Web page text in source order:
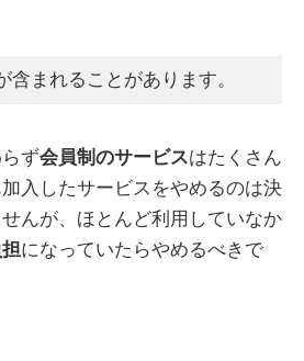
含まれることがあります。
ず会員制のサービスはたくさん
入したサービスをやめるのは決
んが、ほとんど利用していなか
になっていたらやめるべきで